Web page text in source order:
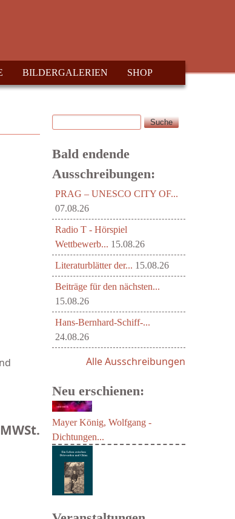
BILDERGALERIEN SHOP
Suchformular
Suche
Bald endende
Ausschreibungen:
PRAG – UNESCO CITY OF...
07.08.26
Radio T - Hörspiel
Wettbewerb... 15.08.26
Literaturblätter der... 15.08.26
Beiträge für den nächsten...
15.08.26
Hans-Bernhard-Schiff-...
24.08.26
Alle Ausschreibungen
Neu erschienen:
Mayer König, Wolfgang -
Dichtungen...